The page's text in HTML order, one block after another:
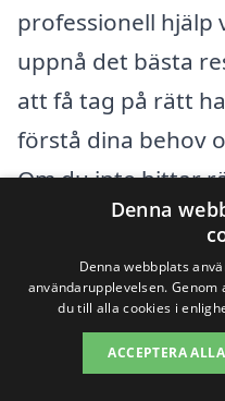
professionell hjälp
uppnå det bästa
att få tag på rätt
förstå dina behov
Om du inte hittar
finns det flera
kan söka hjälp.
Här är några
kan hitta skickliga
Denna
Denna webbplats
användarupplevelsen.
du till alla cookies i
ACCEPTERA ALLA